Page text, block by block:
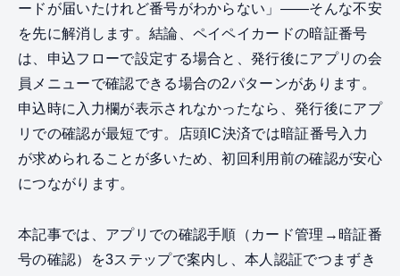
ードが届いたけれど番号がわからない」——そんな不安
を先に解消します。結論、ペイペイカードの暗証番号
は、申込フローで設定する場合と、発行後にアプリの会
員メニューで確認できる場合の2パターンがあります。
申込時に入力欄が表示されなかったなら、発行後にアプ
リでの確認が最短です。店頭IC決済では暗証番号入力
が求められることが多いため、初回利用前の確認が安心
につながります。
本記事では、アプリでの確認手順（カード管理→暗証番
号の確認）を3ステップで案内し、本人認証でつまずき